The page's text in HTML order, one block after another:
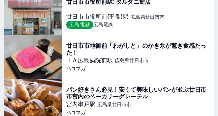
廿日市市役所前駅: タルタニ餅店
廿日市市役所前(平良)駅 広島県廿日市市
広島電鉄
広島電鉄
廿日市市地御前「わがしと」のかき氷が驚き食感だっ
た！
ＪＡ広島病院前駅 広島県廿日市市
ペコマガ
パン好きさん必見！安くて美味しいパンが並ぶ廿日市
市宮内のベーカリーグレーテル
宮内串戸駅 広島県廿日市市
ペコマガ